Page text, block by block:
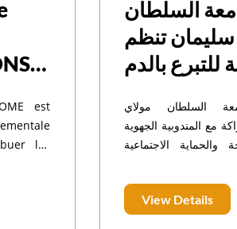
est
les
de
السلطان
تنظم
للتبرع بالدم
السلطان مولاي
مع المندوبية الجهوية
والحماية الاجتماعية
للتبرع بالدم في رحاب
الأخيرة. وقد شهدت
View Details